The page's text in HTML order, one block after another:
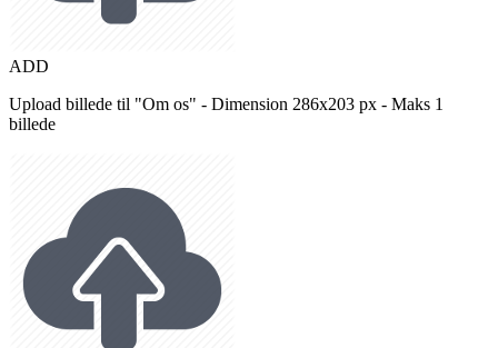
ADD
Upload billede til "Om os" - Dimension 286x203 px - Maks 1
billede